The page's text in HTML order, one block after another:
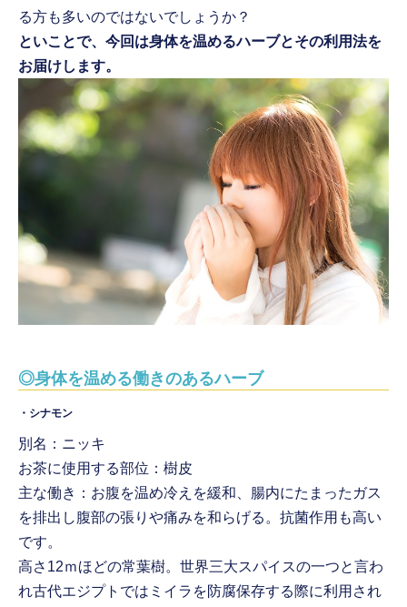
る方も多いのではないでしょうか？
といことで、今回は身体を温めるハーブとその利用法を
お届けします。
◎身体を温める働きのあるハーブ
・シナモン
別名：ニッキ
お茶に使用する部位：樹皮
主な働き：お腹を温め冷えを緩和、腸内にたまったガス
を排出し腹部の張りや痛みを和らげる。抗菌作用も高い
です。
高さ12ｍほどの常葉樹。世界三大スパイスの一つと言わ
れ古代エジプトではミイラを防腐保存する際に利用され